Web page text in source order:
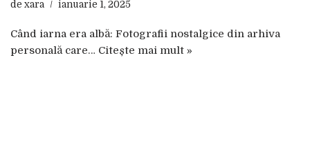
de xara ianuarie 1, 2025
Când iarna era albă: Fotografii nostalgice din arhiva
personală care… Citește mai mult »